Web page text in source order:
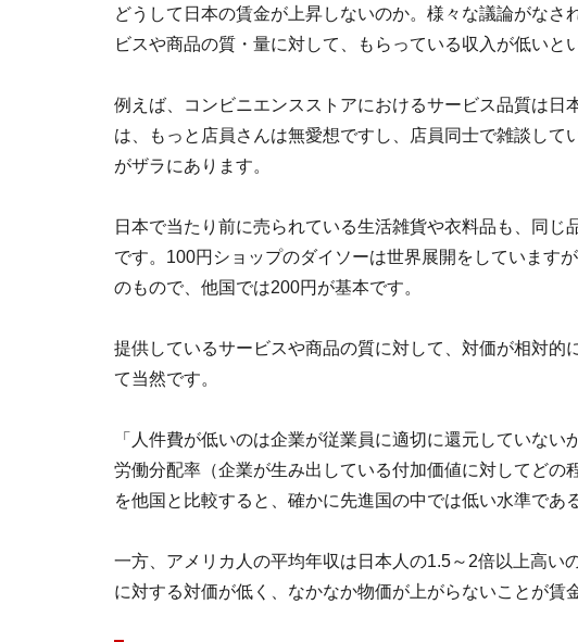
どうして日本の賃金が上昇しないのか。様々な議論がなさ
ビスや商品の質・量に対して、もらっている収入が低いと
例えば、コンビニエンスストアにおけるサービス品質は日
は、もっと店員さんは無愛想ですし、店員同士で雑談して
がザラにあります。
日本で当たり前に売られている生活雑貨や衣料品も、同じ
です。100円ショップのダイソーは世界展開をしています
のもので、他国では200円が基本です。
提供しているサービスや商品の質に対して、対価が相対的
て当然です。
「人件費が低いのは企業が従業員に適切に還元していない
労働分配率（企業が生み出している付加価値に対してどの
を他国と比較すると、確かに先進国の中では低い水準であ
一方、アメリカ人の平均年収は日本人の1.5～2倍以上高い
に対する対価が低く、なかなか物価が上がらないことが賃